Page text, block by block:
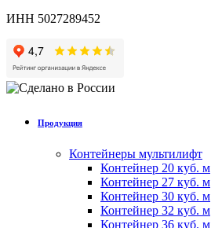
ИНН 5027289452
Продукция
Контейнеры мультилифт
Контейнер 20 куб. м
Контейнер 27 куб. м
Контейнер 30 куб. м
Контейнер 32 куб. м
Контейнер 36 куб. м